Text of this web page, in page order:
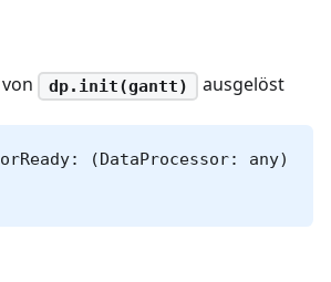
dp.init(gantt) ausgelöst
(DataProcessor: any)